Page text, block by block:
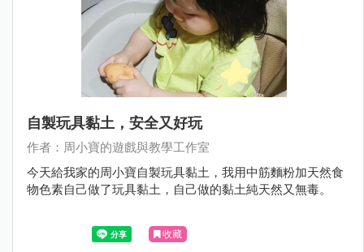
自製玩具黏土，安全又好玩
作者：周小寶的遊戲與教學工作室
今天給我家的周小寶自製玩具黏土，我用中筋麵粉加天然食
物色素自己做了玩具黏土，自己做的黏土純天然又無毒。
收藏